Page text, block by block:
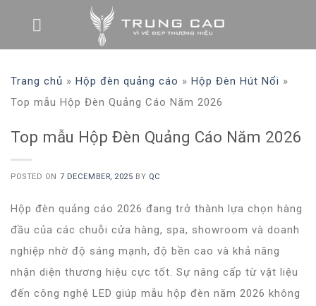
Trang chủ » Hộp đèn quảng cáo » Hộp Đèn Hút Nổi »
Top mẫu Hộp Đèn Quảng Cáo Năm 2026
Top mẫu Hộp Đèn Quảng Cáo Năm 2026
POSTED ON 7 DECEMBER, 2025 BY QC
Hộp đèn quảng cáo 2026 đang trở thành lựa chọn hàng
đầu của các chuỗi cửa hàng, spa, showroom và doanh
nghiệp nhờ độ sáng mạnh, độ bền cao và khả năng
nhận diện thương hiệu cực tốt. Sự nâng cấp từ vật liệu
đến công nghệ LED giúp mẫu hộp đèn năm 2026 không